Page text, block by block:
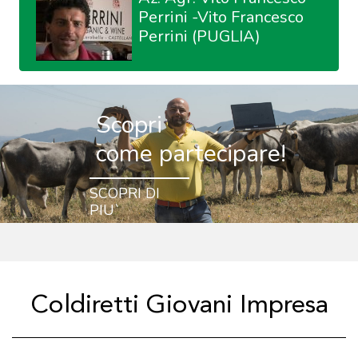
Perrini -Vito Francesco
Perrini (PUGLIA)
Scopri
come partecipare!
SCOPRI DI
PIU`
Coldiretti Giovani Impresa